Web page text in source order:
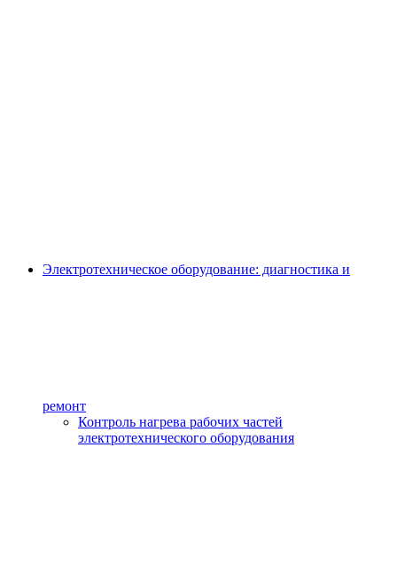
Электротехническое оборудование: диагностика и
ремонт
Контроль нагрева рабочих частей
электротехнического оборудования